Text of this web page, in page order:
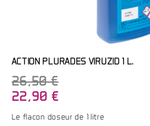
ACTION PLURADES VIRUZID 1 L.
26,50 €
22,90 €
Le flacon doseur de 1 litre